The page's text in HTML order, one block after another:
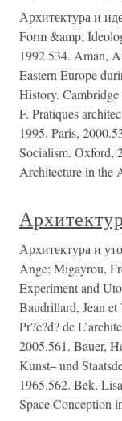
Архитектура и
Form &amp;
1992.534. Aman,
Eastern Europe
History.
F. Pratiques
1995. Paris,
Socialism. Oxford,
Architecture in the
Архитектура и
Ange; Migayrou,
Experiment and
Baudrillard, Jean
Pr?c?d? de
2005.561. Bauer,
Kunst– und
1965.562. Bek,
Space Conception